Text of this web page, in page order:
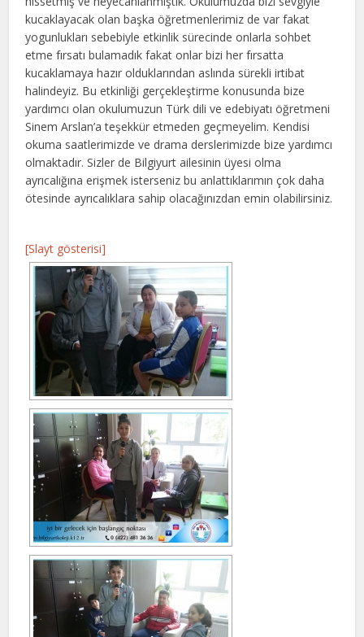
kucaklayacak olan başka öğretmenlerimiz de var fakat
yogunlukları sebebiyle etkinlik sürecinde onlarla sohbet
etme fırsatı bulamadık fakat onlar bizi her fırsatta
kucaklamaya hazır olduklarından aslında sürekli irtibat
halindeyiz. Bu etkinliği gerçekleştirme konusunda bize
yardımcı olan okulumuzun Türk dili ve edebiyatı öğretmeni
Sinem Arslan’a teşekkür etmeden geçmeyelim. Kendisi
okuma saatlerimizde ve drama derslerimizde bize yardımcı
olmaktadır. Sizler de Bilgiyurt ailesinin üyesi olma
ayrıcalığına erişmek isterseniz bu anlattıklarımın çok daha
ötesinde ayrıcalıklara sahip olacağınızdan emin olabilirsiniz.
[Slayt gösterisi]